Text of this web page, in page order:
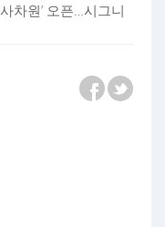
차원’ 오픈…시그니